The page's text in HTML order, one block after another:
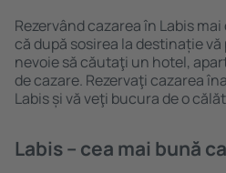
Rezervând cazarea în Labis
că după sosirea la destinație
nevoie să căutaţi un hotel,
de cazare. Rezervaţi cazarea
Labis și vă veţi bucura de o
Labis – cea mai bună